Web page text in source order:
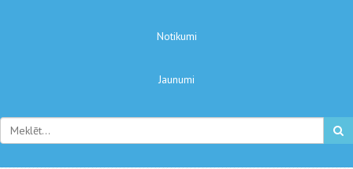
Notikumi
Jaunumi